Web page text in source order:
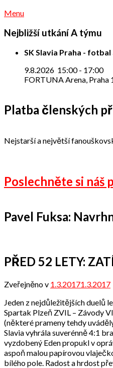
Menu
Nejbližší utkání A týmu
SK Slavia Praha -
9.8.2026 15:00- 17:00
FORTUNA Arena, Praha
Platba členských
Nejstarší a největší
Poslechněte si náš
Pavel Fuksa:
PŘED 52 LETY:
Zveřejněno v 1.3.20171.3.2017
Jeden z nejdůležitějších duelů
Spartak Plzeň ZVIL – Závody
(některé prameny tehdy
Slavia vyhrála suverénně 4:1
vyzdobený Eden propukl v
aspoň malou papírovou
bílého pole. Radost a hrdost